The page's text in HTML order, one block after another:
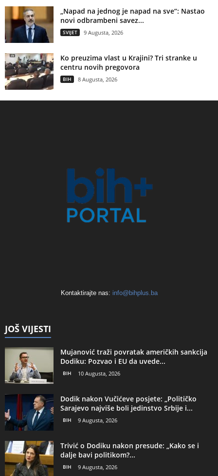
„Napad na jednog je napad na sve“: Nastao
novi odbrambeni savez...
SVIJET 9 Augusta, 2026
Ko preuzima vlast u Krajini? Tri stranke u
centru novih pregovora
BIH 8 Augusta, 2026
Kontaktirajte nas: info@bihplus.ba
JOŠ VIJESTI
Mujanović traži povratak američkih sankcija
Dodiku: Pozvao i EU da uvede...
BIH 10 Augusta, 2026
Dodik nakon Vučićeve posjete: „Političko
Sarajevo najviše boli jedinstvo Srbije i...
BIH 9 Augusta, 2026
Trivić o Dodiku nakon presude: „Kako se i
dalje bavi politikom?...
BIH 9 Augusta, 2026